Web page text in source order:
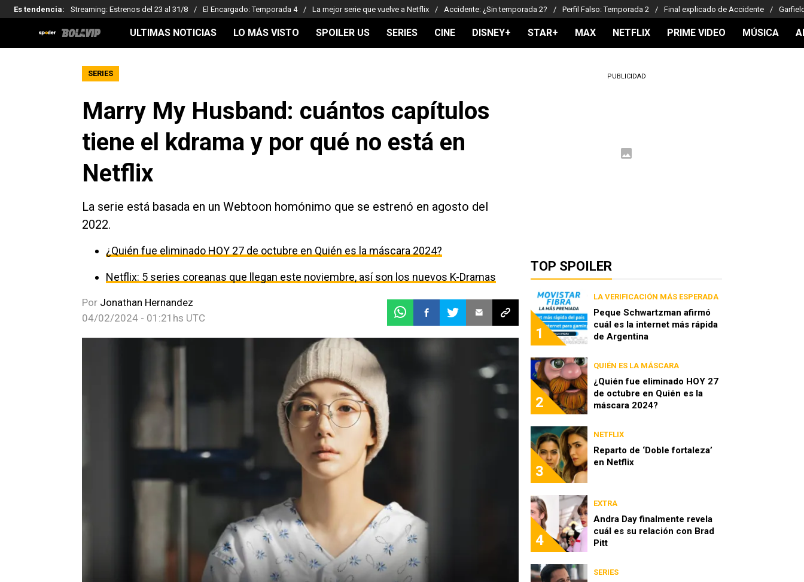
Es tendencia: Streaming: Estrenos del 23 al 31/8 El Encargado: Temporada 4 La mejor serie que vuelve a Netflix Accidente: ¿Sin temporada 2? Perfil Falso: Temporada 2 Final explicado de Accidente
ULTIMAS NOTICIAS LO MÁS VISTO SPOILER US SERIES CINE DISNEY+ STAR+ MAX NETFLIX PRIME VIDEO MÚSICA
SERIES
Marry My Husband: cuántos capítulos
tiene el kdrama y por qué no está en
Netflix
La serie está basada en un Webtoon homónimo que se estrenó en agosto del
2022.
¿Quién fue eliminado HOY 27 de octubre en Quién es la máscara 2024?
Netflix: 5 series coreanas que llegan este noviembre, así son los nuevos K-Dramas
Por Jonathan Hernandez
04/02/2024 - 01:21hs UTC
PUBLICIDAD
TOP SPOILER
1
LA VERIFICACIÓN MÁS ESPERADA
Peque Schwartzman afirmó
cuál es la internet más rápida
de Argentina
2
QUIÉN ES LA MÁSCARA
¿Quién fue eliminado HOY 27
de octubre en Quién es la
máscara 2024?
3
NETFLIX
Reparto de ‘Doble fortaleza’
en Netflix
4
EXTRA
Andra Day finalmente revela
cuál es su relación con Brad
Pitt
SERIES